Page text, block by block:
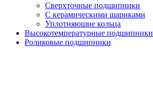
Сверхточные подшипники
С керамическими шариками
Уплотняющие кольца
Высокотемпературные подшипники
Роликовые подшипники